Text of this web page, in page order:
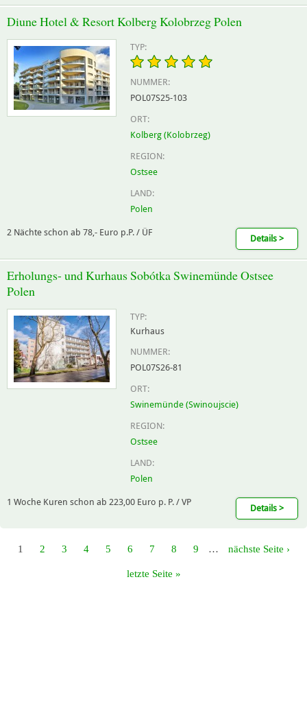
Diune Hotel & Resort Kolberg Kolobrzeg Polen
TYP:
NUMMER:
POL07S25-103
ORT:
Kolberg (Kolobrzeg)
REGION:
Ostsee
LAND:
Polen
2 Nächte schon ab 78,- Euro p.P. / ÜF
Details >
Erholungs- und Kurhaus Sobótka Swinemünde Ostsee
Polen
TYP:
Kurhaus
NUMMER:
POL07S26-81
ORT:
Swinemünde (Swinoujscie)
REGION:
Ostsee
LAND:
Polen
1 Woche Kuren schon ab 223,00 Euro p. P. / VP
Details >
1 2 3 4 5 6 7 8 9 … nächste Seite ›
letzte Seite »